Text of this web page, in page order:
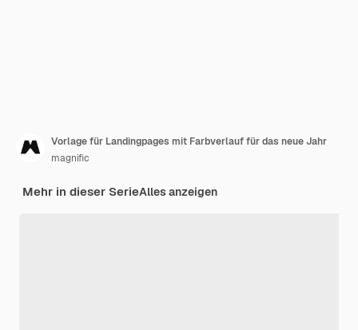
Vorlage für Landingpages mit Farbverlauf für das neue Jahr
magnific
Mehr in dieser SerieAlles anzeigen